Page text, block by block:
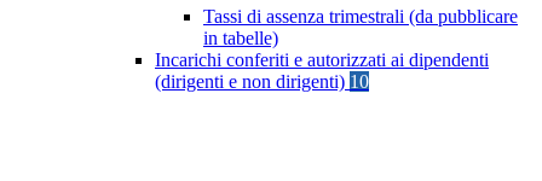
Tassi di assenza trimestrali (da pubblicare
in tabelle)
Incarichi conferiti e autorizzati ai dipendenti
(dirigenti e non dirigenti) 10